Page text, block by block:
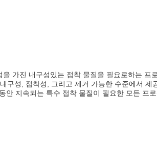
가진 내구성있는 접착 물질을 필요로하는
구성, 접착성, 그리고 제거 가능한 수준에서
지속되는 특수 접착 물질이 필요한 모든 프로